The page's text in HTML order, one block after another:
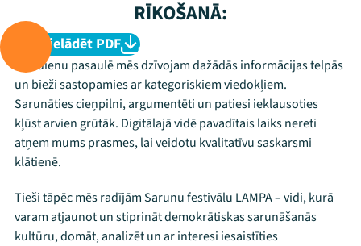
RĪKOŠANĀ:
Lejupielādēt PDF
Mūsdienu pasaulē mēs dzīvojam dažādās informācijas telpās
un bieži sastopamies ar kategoriskiem viedokļiem.
Sarunāties cieņpilni, argumentēti un patiesi ieklausoties
kļūst arvien grūtāk. Digitālajā vidē pavadītais laiks nereti
atņem mums prasmes, lai veidotu kvalitatīvu saskarsmi
klātienē.
Tieši tāpēc mēs radījām Sarunu festivālu LAMPA – vidi, kurā
varam atjaunot un stiprināt demokrātiskas sarunāšanās
kultūru, domāt, analizēt un ar interesi iesaistīties